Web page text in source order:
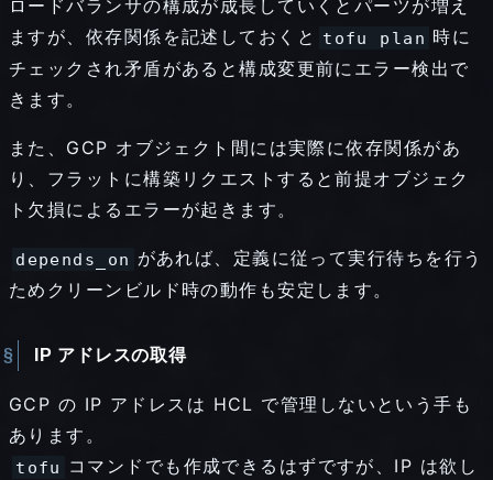
ロードバランサの構成が成長していくとパーツが増え
ますが、依存関係を記述しておくと
tofu plan 時に
チェックされ矛盾があると構成変更前にエラー検出で
きます。
また、GCP オブジェクト間には実際に依存関係があ
り、フラットに構築リクエストすると前提オブジェク
ト欠損によるエラーが起きます。
depends_on があれば、定義に従って実行待ちを行う
ためクリーンビルド時の動作も安定します。
IP アドレスの取得
GCP の IP アドレスは HCL で管理しないという手も
あります。
tofu
コマンドでも作成できるはずですが、IP は欲し